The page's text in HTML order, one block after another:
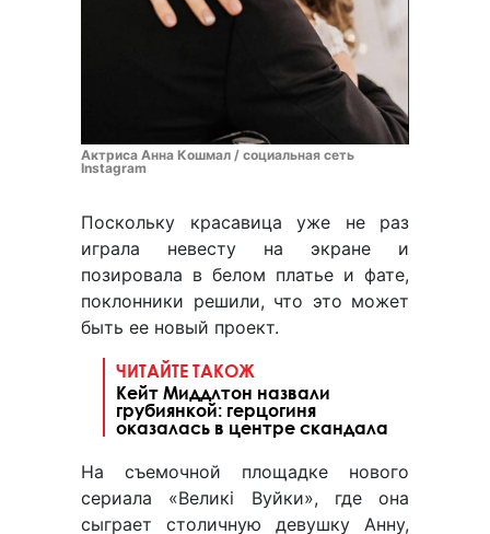
Актриса Анна Кошмал / социальная сеть
Instagram
Поскольку красавица уже не раз
играла невесту на экране и
позировала в белом платье и фате,
поклонники решили, что это может
быть ее новый проект.
ЧИТАЙТЕ ТАКОЖ
Кейт Миддлтон назвали
грубиянкой: герцогиня
оказалась в центре скандала
На съемочной площадке нового
сериала «Великі Вуйки», где она
сыграет столичную девушку Анну,